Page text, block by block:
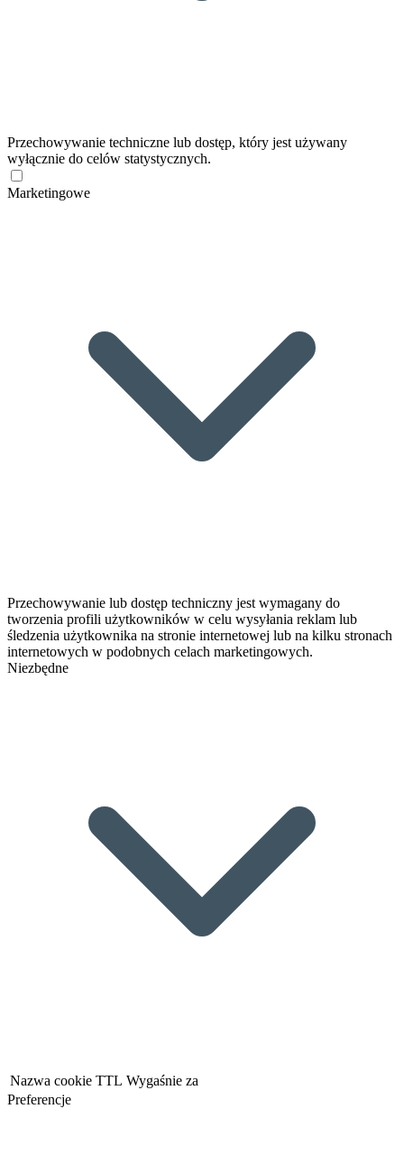
Przechowywanie techniczne lub dostęp, który jest używany
wyłącznie do celów statystycznych.
Marketingowe
Przechowywanie lub dostęp techniczny jest wymagany do
tworzenia profili użytkowników w celu wysyłania reklam lub
śledzenia użytkownika na stronie internetowej lub na kilku stronach
internetowych w podobnych celach marketingowych.
Niezbędne
Nazwa cookie TTL Wygaśnie za
Preferencje